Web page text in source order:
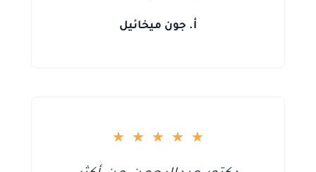
أ. جون ميخائيل
★
★
★
★
★